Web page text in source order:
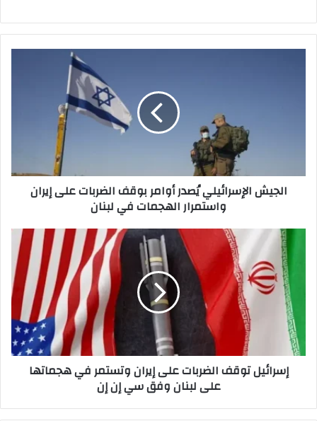
واستمرار
الهجماتالجيش الإسرائيلي يُصدر أوامر بوقف الضربات على إيران
واستمرار الهجمات في لبنان
إسرائيل
توقف
الضربات
إيران
وتستمر
في
هجماتها
على
لبنانإسرائيل توقف الضربات على إيران وتستمر في هجماتها
على لبنان وفق سي إن إن